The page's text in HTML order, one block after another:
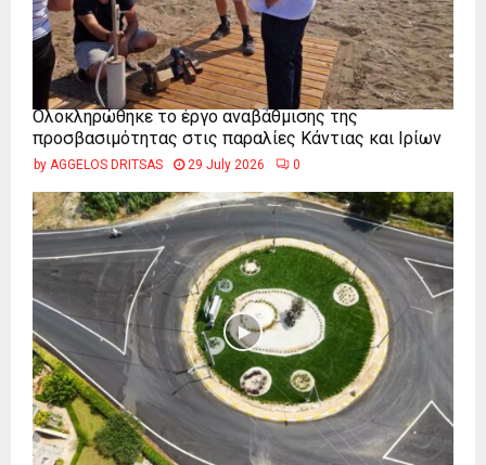
Ολοκληρώθηκε το έργο αναβάθμισης της
προσβασιμότητας στις παραλίες Κάντιας και Ιρίων
by AGGELOS DRITSAS 29 July 2026 0